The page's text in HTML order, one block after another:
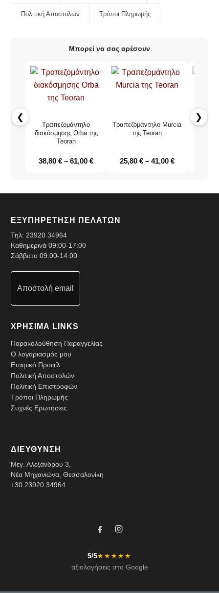
Πολιτική Αποστολών Τρόποι Πληρωμής
Μπορεί να σας αρέσουν
❮
Τραπεζομάντηλο
διακόσμησης Orba της
Teoran
38,80€ – 61,00€
Τραπεζομάντηλο Murcia
της Teoran
25,80 € – 41,00 €
❯
ΕΞΥΠΗΡΕΤΗΣΗ ΠΕΛΑΤΩΝ
Τηλ: 23920 34964
Καθημερινά 09:00-17:00
Σάββατο 09:00-14:00
Αποστολή email
ΧΡΗΣΙΜΑ LINKS
Παρακολούθηση Παραγγελίας
Ο λογαριασμός μου
Εταιρικό Προφίλ
Πολιτική Αποστολών
Πολιτική Επιστροφών
Τρόποι Πληρωμής
Συχνές Ερωτήσεις
ΔΙΕΥΘΥΝΣΗ
Μεγ. Αλεξάνδρου 3,
Νέα Μηχανιώνα, Θεσσαλονίκη
+30 23920 34964
5/5★★★★★
αξιολογήσεις στο Google